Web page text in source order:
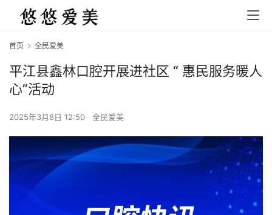
首页 全民爱美
平江县鑫林口腔开展进社区 “ 惠民服务暖人
心”活动
2025年3月8日 12:50 全民爱美